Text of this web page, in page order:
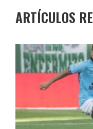
ARTÍCULOS